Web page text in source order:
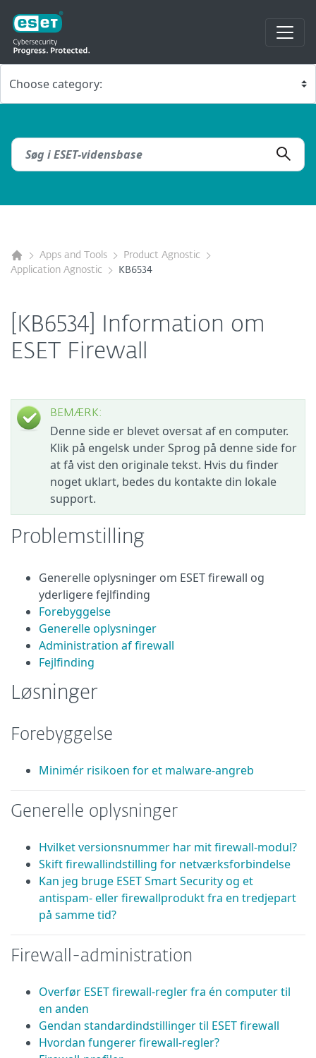
Apps and Tools
Product Agnostic
Application Agnostic
KB6534
[KB6534] Information om
ESET Firewall
BEMÆRK:
Denne side er blevet oversat af en computer.
Klik på engelsk under Sprog på denne side for
at få vist den originale tekst. Hvis du finder
noget uklart, bedes du kontakte din lokale
support.
Problemstilling
Generelle oplysninger om ESET firewall og
yderligere fejlfinding
Forebyggelse
Generelle oplysninger
Administration af firewall
Fejlfinding
Løsninger
Forebyggelse
Minimér risikoen for et malware-angreb
Generelle oplysninger
Hvilket versionsnummer har mit firewall-modul?
Skift firewallindstilling for netværksforbindelse
Kan jeg bruge ESET Smart Security og et
antispam- eller firewallprodukt fra en tredjepart
på samme tid?
Firewall-administration
Overfør ESET firewall-regler fra én computer til
en anden
Gendan standardindstillinger til ESET firewall
Hvordan fungerer firewall-regler?